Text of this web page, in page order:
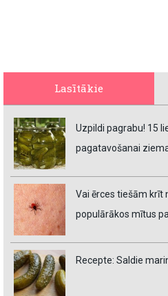
Lasītākie
Uzpildi pagrabu! 15
pagatavošanai
Vai ērces tiešām krīt
populārākos mītus
Recepte: Saldie